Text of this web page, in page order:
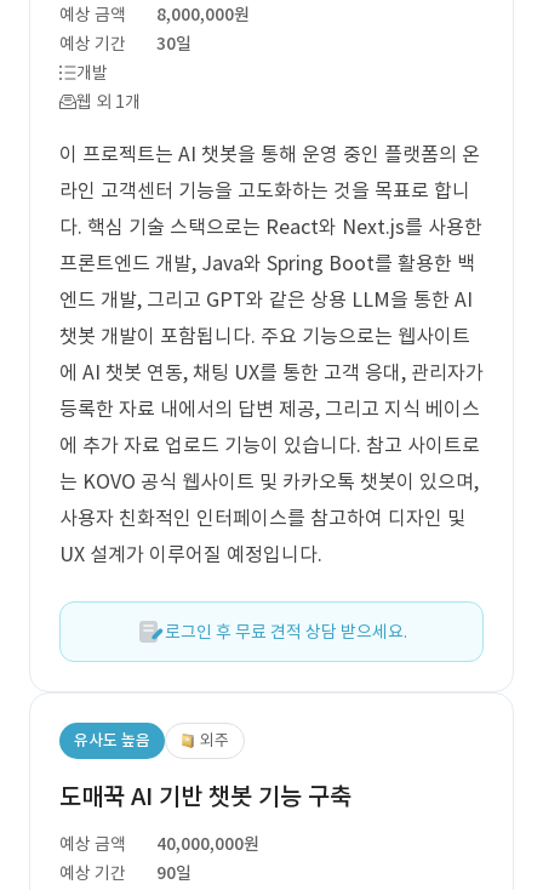
예상 금액
8,000,000원
예상 기간
30일
개발
웹 외 1개
이 프로젝트는 AI 챗봇을 통해 운영 중인 플랫폼의 온
라인 고객센터 기능을 고도화하는 것을 목표로 합니
다. 핵심 기술 스택으로는 React와 Next.js를 사용한
프론트엔드 개발, Java와 Spring Boot를 활용한 백
엔드 개발, 그리고 GPT와 같은 상용 LLM을 통한 AI
챗봇 개발이 포함됩니다. 주요 기능으로는 웹사이트
에 AI 챗봇 연동, 채팅 UX를 통한 고객 응대, 관리자가
등록한 자료 내에서의 답변 제공, 그리고 지식 베이스
에 추가 자료 업로드 기능이 있습니다. 참고 사이트로
는 KOVO 공식 웹사이트 및 카카오톡 챗봇이 있으며,
사용자 친화적인 인터페이스를 참고하여 디자인 및
UX 설계가 이루어질 예정입니다.
로그인 후 무료 견적 상담 받으세요.
유사도 높음 외주
도매꾹 AI 기반 챗봇 기능 구축
예상 금액
40,000,000원
예상 기간
90일